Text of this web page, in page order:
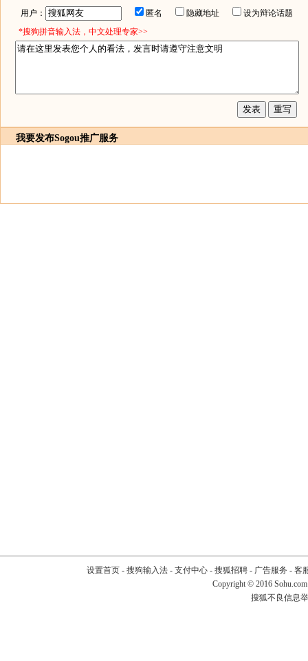
用户： 匿名 隐藏地址
设为辩论话题
*搜狗拼音输入法，中文处理专家>>
我要发布Sogou推广服务
设置首页- 搜狗输入法- 支付中心- 搜狐招聘- 广告服务 - 客
Copyright © 2016
搜狐不良信息